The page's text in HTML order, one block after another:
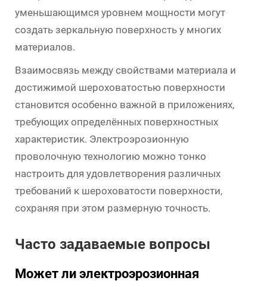
уменьшающимся уровнем мощности могут
создать зеркальную поверхность у многих
материалов.
Взаимосвязь между свойствами материала и
достижимой шероховатостью поверхности
становится особенно важной в приложениях,
требующих определённых поверхностных
характеристик. Электроэрозионную
проволочную технологию можно тонко
настроить для удовлетворения различных
требований к шероховатости поверхности,
сохраняя при этом размерную точность.
Часто задаваемые вопросы
Может ли электроэрозионная